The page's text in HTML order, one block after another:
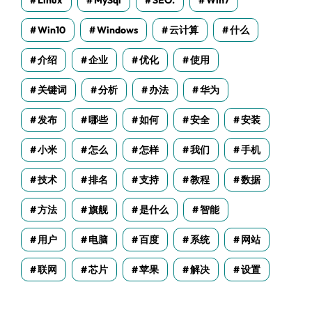
Win10 Windows 云计算 什么
介绍 企业 优化 使用
关键词 分析 办法 华为
发布 哪些 如何 安全 安装
小米 怎么 怎样 我们 手机
技术 排名 支持 教程 数据
方法 旗舰 是什么 智能
用户 电脑 百度 系统 网站
联网 芯片 苹果 解决 设置